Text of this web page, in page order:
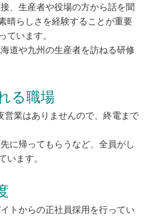
、生産者や役場の方から話を聞
晴らしさを経験することが重要
ています。
道や九州の生産者を訪ねる研修
る職場
営業はありませんので、終電まで
に帰ってもらうなど、全員がし
います。
トからの正社員採用を行ってい